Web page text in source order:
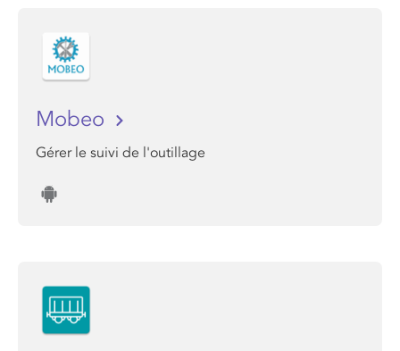
Mobeo
Gérer le suivi de l'outillage